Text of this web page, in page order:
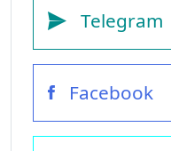
Telegram
Facebook